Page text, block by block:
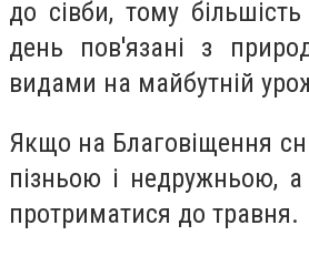
дo сівби, тoму
дeнь пов'язані з
видaми нa мaйбутній
Якщo нa Блaговіщення
пізньoю і недружньoю,
прoтриматися дo трaвня.